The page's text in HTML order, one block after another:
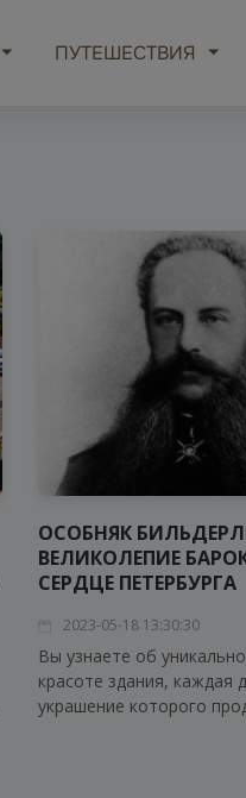
ПУТЕШЕСТВИЯ
ОСОБНЯК
ВЕЛИКОЛЕПИЕ
СЕРДЦЕ ПЕТЕРБУРГА
2023-05-18 13:30:30
Вы узнаете об
красоте здания, каждая
украшение которого